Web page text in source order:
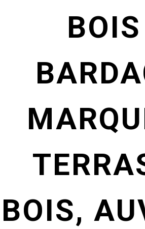
BOIS,